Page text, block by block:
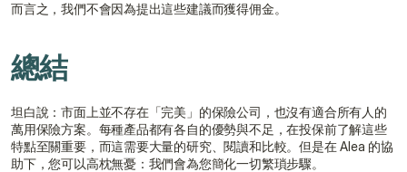
而言之，我們不會因為提出這些建議而獲得佣金。
總結
坦白說：市面上並不存在「完美」的保險公司，也沒有適合所有人的
萬用保險方案。每種產品都有各自的優勢與不足，在投保前了解這些
特點至關重要，而這需要大量的研究、閱讀和比較。但是在 Alea 的協
助下，您可以高枕無憂：我們會為您簡化一切繁瑣步驟。